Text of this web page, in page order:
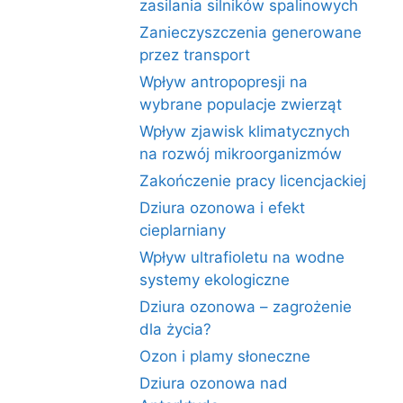
zasilania silników spalinowych
Zanieczyszczenia generowane
przez transport
Wpływ antropopresji na
wybrane populacje zwierząt
Wpływ zjawisk klimatycznych
na rozwój mikroorganizmów
Zakończenie pracy licencjackiej
Dziura ozonowa i efekt
cieplarniany
Wpływ ultrafioletu na wodne
systemy ekologiczne
Dziura ozonowa – zagrożenie
dla życia?
Ozon i plamy słoneczne
Dziura ozonowa nad